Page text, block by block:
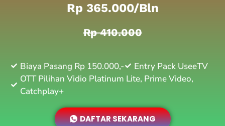
Rp 365.000/bln
Rp 410.000
Biaya Pasang Rp 150.000,-
Entry Pack UseeTV
OTT Pilihan Vidio Platinum Lite, Prime Video,
Catchplay+
DAFTAR SEKARANG